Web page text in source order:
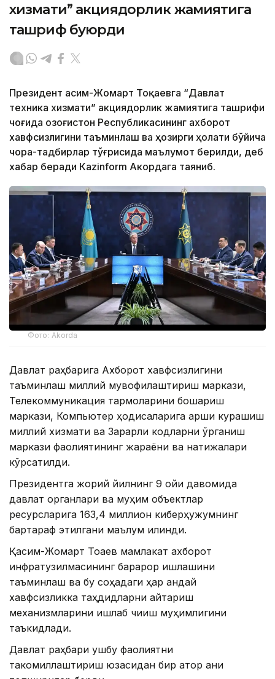
хизмати” акциядорлик жамиятига
ташриф буюрди
Президент Қасим-Жомарт Тоқаевга “Давлат
техника хизмати” акциядорлик жамиятига ташрифи
чоғида Қозоғистон Республикасининг ахборот
хавфсизлигини таъминлаш ва ҳозирги ҳолати бўйича
чора-тадбирлар тўғрисида маълумот берилди, деб
хабар беради Каzinform Акордага таяниб.
Фото: Akorda
Давлат раҳбарига Ахборот хавфсизлигини
таъминлаш миллий мувофиқлаштириш маркази,
Телекоммуникация тармоқларини бошқариш
маркази, Компьютер ҳодисаларига қарши курашиш
миллий хизмати ва Зарарли кодларни ўрганиш
маркази фаолиятининг жараёни ва натижалари
кўрсатилди.
Президентга жорий йилнинг 9 ойи давомида
давлат органлари ва муҳим объектлар
ресурсларига 163,4 миллион киберҳужумнинг
бартараф этилгани маълум қилинди.
Қасим-Жомарт Тоқаев мамлакат ахборот
инфратузилмасининг барқарор ишлашини
таъминлаш ва бу соҳадаги ҳар қандай
хавфсизликка таҳдидларни қайтариш
механизмларини ишлаб чиқиш муҳимлигини
таъкидлади.
Давлат раҳбари ушбу фаолиятни
такомиллаштириш юзасидан бир қатор аниқ